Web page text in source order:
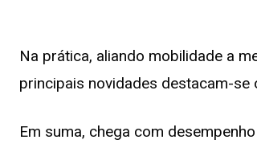
Na prática, aliando mobilidade a
principais novidades destacam-se
Em suma, chega com